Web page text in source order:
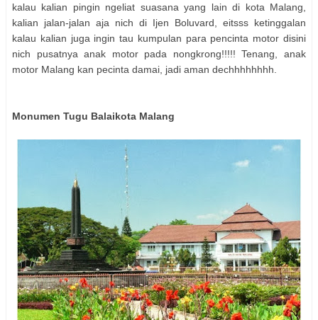
kalau kalian pingin ngeliat suasana yang lain di kota Malang,
kalian jalan-jalan aja nich di Ijen Boluvard, eitsss ketinggalan
kalau kalian juga ingin tau kumpulan para pencinta motor disini
nich pusatnya anak motor pada nongkrong!!!!! Tenang, anak
motor Malang kan pecinta damai, jadi aman dechhhhhhhh.
Monumen Tugu Balaikota Malang